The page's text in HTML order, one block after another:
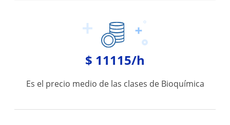
$ 11115/h
Es el precio medio de las clases de Bioquímica